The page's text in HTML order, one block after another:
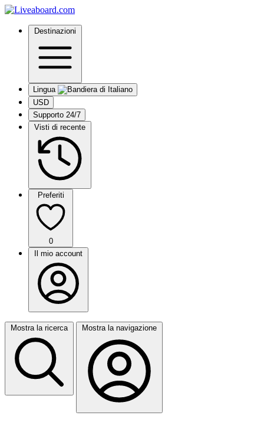
Destinazioni
Lingua
USD
Supporto 24/7
Visti di recente
Preferiti
0
Il mio account
Mostra la ricerca Mostra la navigazione